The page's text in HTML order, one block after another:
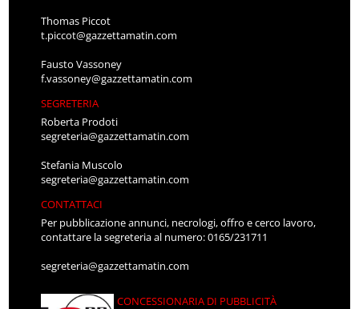
Thomas Piccot
t.piccot@gazzettamatin.com
Fausto Vassoney
f.vassoney@gazzettamatin.com
SEGRETERIA
Roberta Prodoti
segreteria@gazzettamatin.com
Stefania Muscolo
segreteria@gazzettamatin.com
CONTATTACI
Per pubblicazione annunci, necrologi, offro e cerco lavoro,
contattare la segreteria al numero: 0165/231711
segreteria@gazzettamatin.com
CONCESSIONARIA DI PUBBLICITÀ